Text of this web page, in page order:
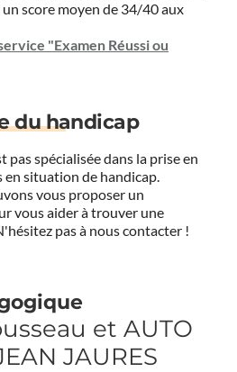
un score moyen de 34/40 aux
"Examen Réussi ou
du handicap
pas spécialisée dans la prise en
en situation de handicap.
vous proposer un
vous aider à trouver une
pas à nous contacter !
et AUTO
JAURES